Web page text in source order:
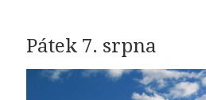
Pátek 7. srpna